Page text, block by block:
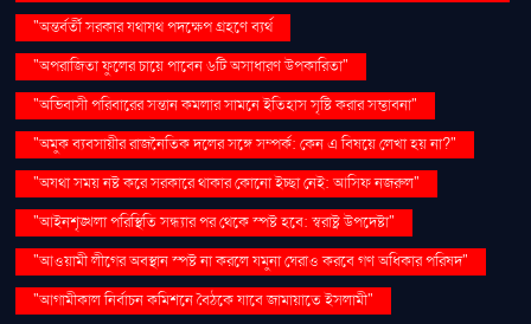
"অন্তর্বর্তী সরকার যথাযথ পদক্ষেপ গ্রহণে ব্যর্থ
"অপরাজিতা ফুলের চায়ে পাবেন ৬টি অসাধারণ উপকারিতা"
"অভিবাসী পরিবারের সন্তান কমলার সামনে ইতিহাস সৃষ্টি করার সম্ভাবনা"
"অমুক ব্যবসায়ীর রাজনৈতিক দলের সঙ্গে সম্পর্ক: কেন এ বিষয়ে লেখা হয় না?"
"অযথা সময় নষ্ট করে সরকারে থাকার কোনো ইচ্ছা নেই: আসিফ নজরুল"
"আইনশৃঙ্খলা পরিস্থিতি সন্ধ্যার পর থেকে স্পষ্ট হবে: স্বরাষ্ট্র উপদেষ্টা"
"আওয়ামী লীগের অবস্থান স্পষ্ট না করলে যমুনা ঘেরাও করবে গণ অধিকার পরিষদ"
"আগামীকাল নির্বাচন কমিশনে বৈঠকে যাবে জামায়াতে ইসলামী"